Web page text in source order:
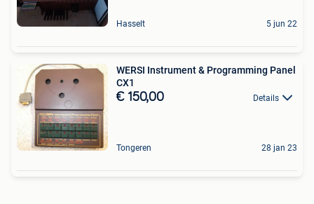
Hasselt 5 jun 22
WERSI Instrument & Programming Panel
CX1
€ 150,00 Details
Tongeren 28 jan 23